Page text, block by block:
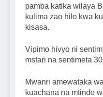
pamba katika wilaya
kulima zao hilo kwa
kisasa.
Vipimo hivyo ni
mstari na sentimeta
Mwanri amewataka
kuachana na mtindo